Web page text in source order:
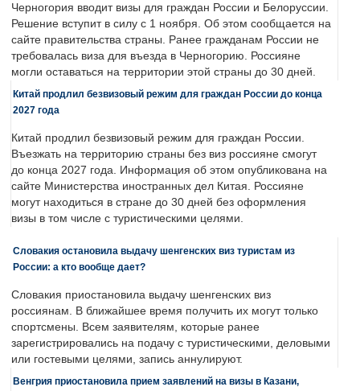
Черногория вводит визы для граждан России и Белоруссии.
Решение вступит в силу с 1 ноября. Об этом сообщается на
сайте правительства страны. Ранее гражданам России не
требовалась виза для въезда в Черногорию. Россияне
могли оставаться на территории этой страны до 30 дней.
Китай продлил безвизовый режим для граждан России до конца
2027 года
Китай продлил безвизовый режим для граждан России.
Въезжать на территорию страны без виз россияне смогут
до конца 2027 года. Информация об этом опубликована на
сайте Министерства иностранных дел Китая. Россияне
могут находиться в стране до 30 дней без оформления
визы в том числе с туристическими целями.
Словакия остановила выдачу шенгенских виз туристам из
России: а кто вообще дает?
Словакия приостановила выдачу шенгенских виз
россиянам. В ближайшее время получить их могут только
спортсмены. Всем заявителям, которые ранее
зарегистрировались на подачу с туристическими, деловыми
или гостевыми целями, запись аннулируют.
Венгрия приостановила прием заявлений на визы в Казани,